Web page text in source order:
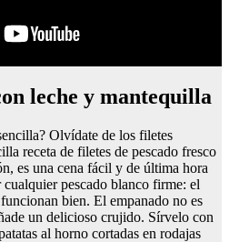
leche y mantequilla
Olvídate de los filetes
receta de filetes de pescado fresco
es una cena fácil y de última hora
pescado blanco firme: el
bien. El empanado no es
un delicioso crujido. Sírvelo con
al horno cortadas en rodajas